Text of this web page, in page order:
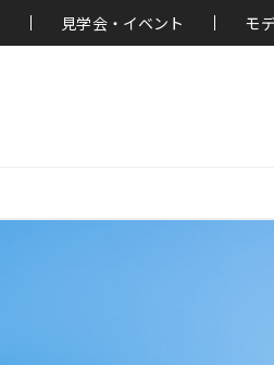
見学会・イベント モ